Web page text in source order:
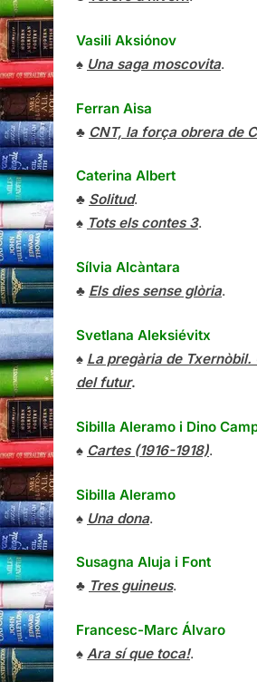
Vasili Aksiónov
♠ Una saga moscovita.
Ferran Aisa
♣ CNT, la força obrera de
Caterina Albert
♣ Solitud.
♠ Tots els contes 3.
Sílvia Alcàntara
♣ Els dies sense glòria.
Svetlana Aleksiévitx
♠ La pregària de Txernòbil.
del futur.
Sibilla Aleramo i Dino
♠ Cartes (1916-1918).
Sibilla Aleramo
♠ Una dona.
Susagna Aluja i Font
♣ Tres guineus.
Francesc-Marc Álvaro
♠ Ara sí que toca!.